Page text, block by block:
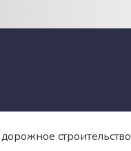
строительство